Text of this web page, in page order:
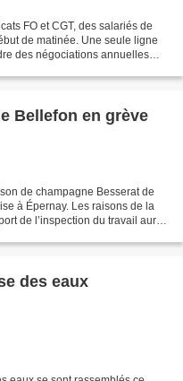
FO et CGT, des salariés de
de matinée. Une seule ligne
des négociations annuelles
Bellefon en grève
de champagne Besserat de
à Épernay. Les raisons de la
de l’inspection du travail aurait
des eaux